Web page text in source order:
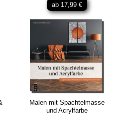
ab 17,99 €
Malen mit Spachtelmasse
und Acrylfarbe